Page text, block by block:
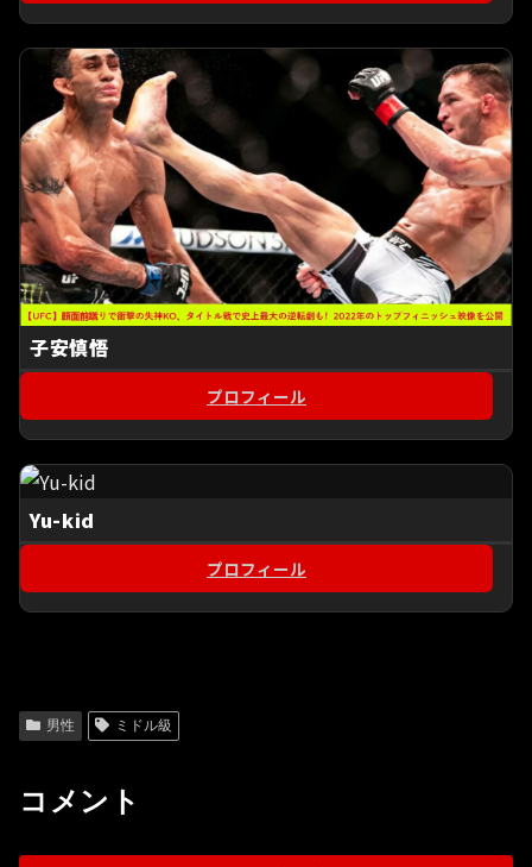
子安慎悟
プロフィール
Yu-kid
プロフィール
男性 ミドル級
コメント